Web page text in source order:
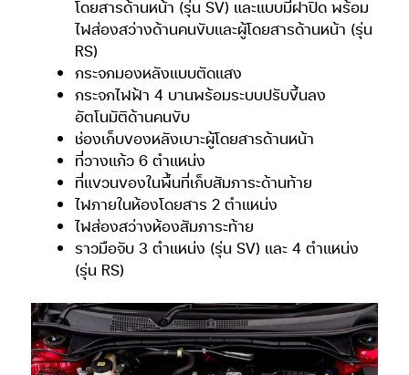
โดยสารด้านหน้า (รุ่น SV) และแบบมีฝาปิด พร้อม
ไฟส่องสว่างด้านคนขับและผู้โดยสารด้านหน้า (รุ่น
RS)
กระจกมองหลังแบบตัดแสง
กระจกไฟฟ้า 4 บานพร้อมระบบปรับขึ้นลง
อัตโนมัติด้านคนขับ
ช่องเก็บของหลังเบาะผู้โดยสารด้านหน้า
ที่วางแก้ว 6 ตำแหน่ง
ที่แขวนของในพื้นที่เก็บสัมภาระด้านท้าย
ไฟภายในห้องโดยสาร 2 ตำแหน่ง
ไฟส่องสว่างห้องสัมภาระท้าย
ราวมือจับ 3 ตำแหน่ง (รุ่น SV) และ 4 ตำแหน่ง
(รุ่น RS)